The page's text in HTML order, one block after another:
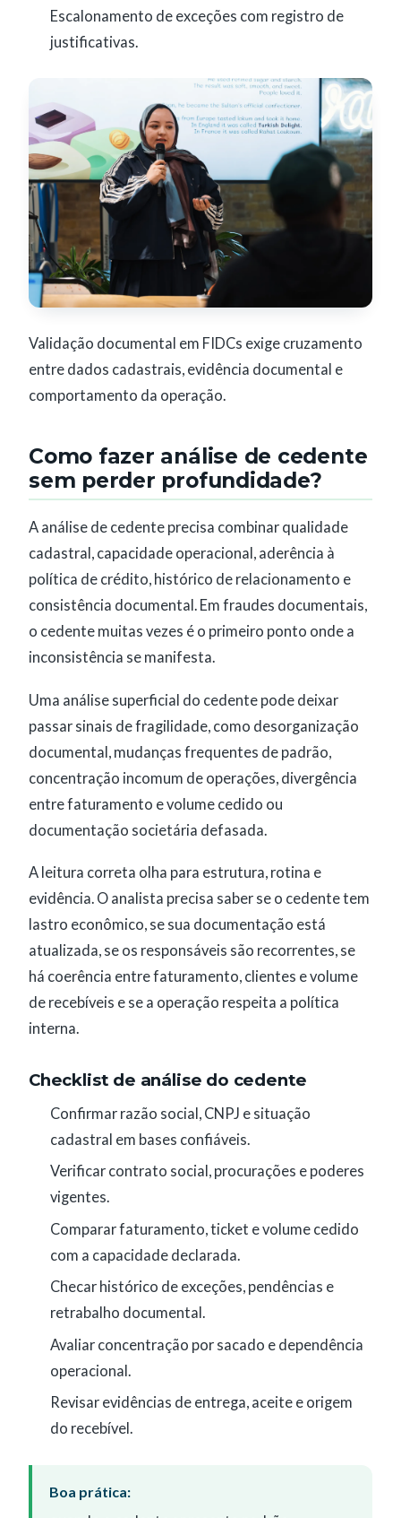
Escalonamento de exceções com registro de
justificativas.
Validação documental em FIDCs exige cruzamento
entre dados cadastrais, evidência documental e
comportamento da operação.
Como fazer análise de cedente
sem perder profundidade?
A análise de cedente precisa combinar qualidade
cadastral, capacidade operacional, aderência à
política de crédito, histórico de relacionamento e
consistência documental. Em fraudes documentais,
o cedente muitas vezes é o primeiro ponto onde a
inconsistência se manifesta.
Uma análise superficial do cedente pode deixar
passar sinais de fragilidade, como desorganização
documental, mudanças frequentes de padrão,
concentração incomum de operações, divergência
entre faturamento e volume cedido ou
documentação societária defasada.
A leitura correta olha para estrutura, rotina e
evidência. O analista precisa saber se o cedente tem
lastro econômico, se sua documentação está
atualizada, se os responsáveis são recorrentes, se
há coerência entre faturamento, clientes e volume
de recebíveis e se a operação respeita a política
interna.
Checklist de análise do cedente
Confirmar razão social, CNPJ e situação
cadastral em bases confiáveis.
Verificar contrato social, procurações e poderes
vigentes.
Comparar faturamento, ticket e volume cedido
com a capacidade declarada.
Checar histórico de exceções, pendências e
retrabalho documental.
Avaliar concentração por sacado e dependência
operacional.
Revisar evidências de entrega, aceite e origem
do recebível.
Boa prática: